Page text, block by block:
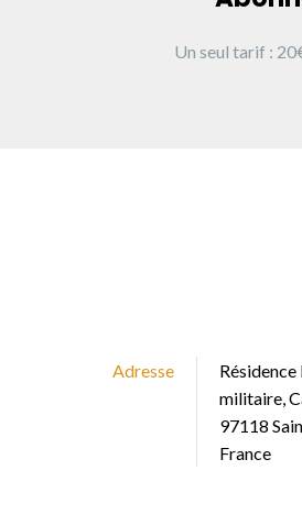
Un seul tarif :
Adresse
militaire,
97118
France